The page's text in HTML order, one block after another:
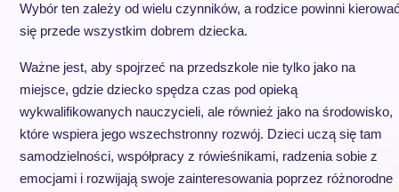
Wybór ten zależy od wielu czynników, a rodzice powinni
się przede wszystkim dobrem dziecka.
Ważne jest, aby spojrzeć na przedszkole nie tylko jako na
miejsce, gdzie dziecko spędza czas pod opieką
wykwalifikowanych nauczycieli, ale również jako na środowisko,
które wspiera jego wszechstronny rozwój. Dzieci uczą się tam
samodzielności, współpracy z rówieśnikami, radzenia sobie z
emocjami i rozwijają swoje zainteresowania poprzez różnorodne